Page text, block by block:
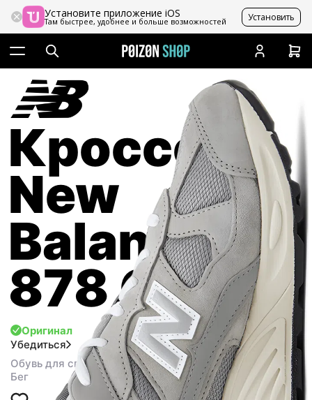
Установите приложение iOS
Там быстрее, удобнее и больше возможностей Установить
Кроссовки
New
Balance
878 Grey
Оригинал
Убедиться
Обувь для спорта
Бег